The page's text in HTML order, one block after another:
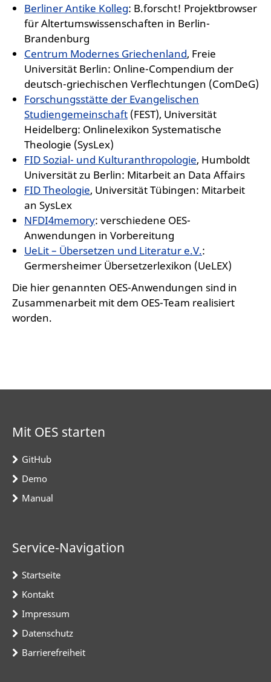
Berliner Antike Kolleg: B.forscht! Projektbrowser
für Altertumswissenschaften in Berlin-
Brandenburg
Centrum Modernes Griechenland, Freie
Universität Berlin: Online-Compendium der
deutsch-griechischen Verflechtungen (ComDeG)
Forschungsstätte der Evangelischen
Studiengemeinschaft (FEST), Universität
Heidelberg: Onlinelexikon Systematische
Theologie (SysLex)
FID Sozial- und Kulturanthropologie, Humboldt
Universität zu Berlin: Mitarbeit an Data Affairs
FID Theologie, Universität Tübingen: Mitarbeit
an SysLex
NFDI4memory: verschiedene OES-
Anwendungen in Vorbereitung
UeLit – Übersetzen und Literatur e.V.:
Germersheimer Übersetzerlexikon (UeLEX)
Die hier genannten OES-Anwendungen sind in
Zusammenarbeit mit dem OES-Team realisiert
worden.
Mit OES starten
GitHub
Demo
Manual
Service-Navigation
Startseite
Kontakt
Impressum
Datenschutz
Barrierefreiheit